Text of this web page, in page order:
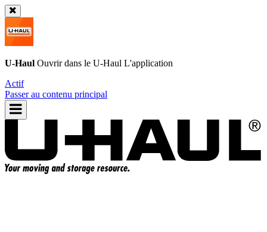
U-Haul Ouvrir dans le U-Haul L'application
Actif
Passer au contenu principal